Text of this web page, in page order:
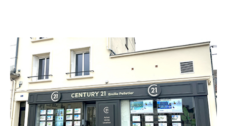
CENTURY 21 Emilie Pelletier
2 bis place du Maréchal Leclerc
CHATEAU THIERRY - 02400
Envoyer un message